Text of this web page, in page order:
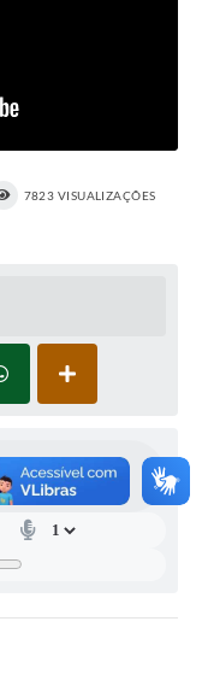
7823 VISUALIZAÇÕES